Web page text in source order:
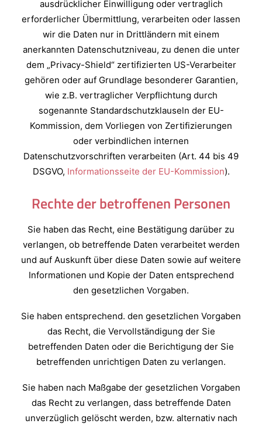
ausdrücklicher Einwilligung oder vertraglich
erforderlicher Übermittlung, verarbeiten oder lassen
wir die Daten nur in Drittländern mit einem
anerkannten Datenschutzniveau, zu denen die unter
dem „Privacy-Shield“ zertifizierten US-Verarbeiter
gehören oder auf Grundlage besonderer Garantien,
wie z.B. vertraglicher Verpflichtung durch
sogenannte Standardschutzklauseln der EU-
Kommission, dem Vorliegen von Zertifizierungen
oder verbindlichen internen
Datenschutzvorschriften verarbeiten (Art. 44 bis 49
DSGVO, Informationsseite der EU-Kommission).
Rechte der betroffenen Personen
Sie haben das Recht, eine Bestätigung darüber zu
verlangen, ob betreffende Daten verarbeitet werden
und auf Auskunft über diese Daten sowie auf weitere
Informationen und Kopie der Daten entsprechend
den gesetzlichen Vorgaben.
Sie haben entsprechend. den gesetzlichen Vorgaben
das Recht, die Vervollständigung der Sie
betreffenden Daten oder die Berichtigung der Sie
betreffenden unrichtigen Daten zu verlangen.
Sie haben nach Maßgabe der gesetzlichen Vorgaben
das Recht zu verlangen, dass betreffende Daten
unverzüglich gelöscht werden, bzw. alternativ nach